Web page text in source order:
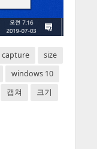
capture
size
windows 10
캡쳐
크기